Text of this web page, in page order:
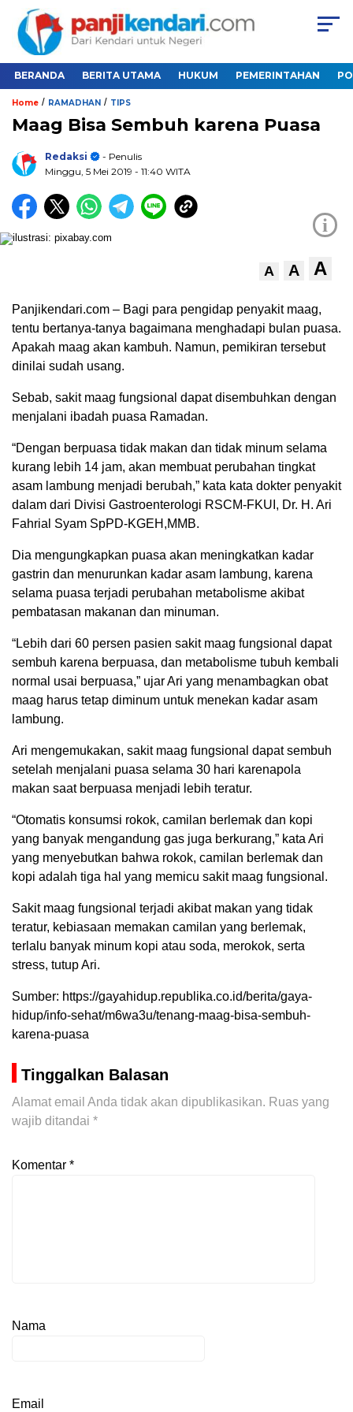
BERANDA BERITA UTAMA HUKUM PEMERINTAHAN
Home / RAMADHAN / TIPS
Maag Bisa Sembuh karena Puasa
Redaksi
- Penulis
Minggu, 5 Mei 2019 - 11:40 WITA
i
A A A
Panjikendari.com – Bagi para pengidap penyakit maag,
tentu bertanya-tanya bagaimana menghadapi bulan puasa.
Apakah maag akan kambuh. Namun, pemikiran tersebut
dinilai sudah usang.
Sebab, sakit maag fungsional dapat disembuhkan dengan
menjalani ibadah puasa Ramadan.
“Dengan berpuasa tidak makan dan tidak minum selama
kurang lebih 14 jam, akan membuat perubahan tingkat
asam lambung menjadi berubah,” kata kata dokter penyakit
dalam dari Divisi Gastroenterologi RSCM-FKUI, Dr. H. Ari
Fahrial Syam SpPD-KGEH,MMB.
Dia mengungkapkan puasa akan meningkatkan kadar
gastrin dan menurunkan kadar asam lambung, karena
selama puasa terjadi perubahan metabolisme akibat
pembatasan makanan dan minuman.
“Lebih dari 60 persen pasien sakit maag fungsional dapat
sembuh karena berpuasa, dan metabolisme tubuh kembali
normal usai berpuasa,” ujar Ari yang menambagkan obat
maag harus tetap diminum untuk menekan kadar asam
lambung.
Ari mengemukakan, sakit maag fungsional dapat sembuh
setelah menjalani puasa selama 30 hari karenapola
makan saat berpuasa menjadi lebih teratur.
“Otomatis konsumsi rokok, camilan berlemak dan kopi
yang banyak mengandung gas juga berkurang,” kata Ari
yang menyebutkan bahwa rokok, camilan berlemak dan
kopi adalah tiga hal yang memicu sakit maag fungsional.
Sakit maag fungsional terjadi akibat makan yang tidak
teratur, kebiasaan memakan camilan yang berlemak,
terlalu banyak minum kopi atau soda, merokok, serta
stress, tutup Ari.
Sumber: https://gayahidup.republika.co.id/berita/gaya-
hidup/info-sehat/m6wa3u/tenang-maag-bisa-sembuh-
karena-puasa
Tinggalkan Balasan
Alamat email Anda tidak akan dipublikasikan. Ruas yang
wajib ditandai *
Komentar *
Nama
Email